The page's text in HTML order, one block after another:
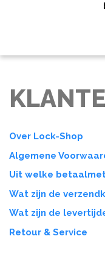
Over Lock-Shop
Algemene
Uit welke
Wat zijn de
Wat zijn de
Retour & Service